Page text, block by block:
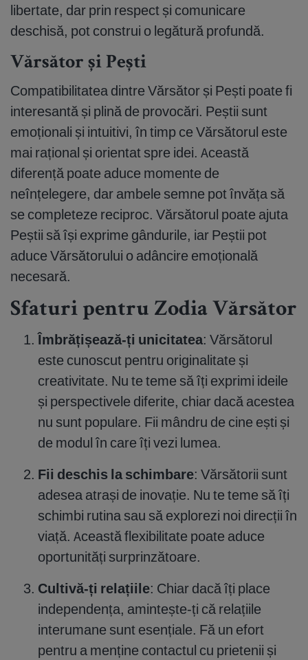
libertate, dar prin respect și comunicare
deschisă, pot construi o legătură profundă.
Vărsător și Pești
Compatibilitatea dintre Vărsător și Pești poate fi
interesantă și plină de provocări. Peștii sunt
emoționali și intuitivi, în timp ce Vărsătorul este
mai rațional și orientat spre idei. Această
diferență poate aduce momente de
neînțelegere, dar ambele semne pot învăța să
se completeze reciproc. Vărsătorul poate ajuta
Peștii să își exprime gândurile, iar Peștii pot
aduce Vărsătorului o adâncire emoțională
necesară.
Sfaturi pentru Zodia Vărsător
Îmbrățișează-ți unicitatea: Vărsătorul
este cunoscut pentru originalitate și
creativitate. Nu te teme să îți exprimi ideile
și perspectivele diferite, chiar dacă acestea
nu sunt populare. Fii mândru de cine ești și
de modul în care îți vezi lumea.
Fii deschis la schimbare: Vărsătorii sunt
adesea atrași de inovație. Nu te teme să îți
schimbi rutina sau să explorezi noi direcții în
viață. Această flexibilitate poate aduce
oportunități surprinzătoare.
Cultivă-ți relațiile: Chiar dacă îți place
independența, amintește-ți că relațiile
interumane sunt esențiale. Fă un efort
pentru a menține contactul cu prietenii și